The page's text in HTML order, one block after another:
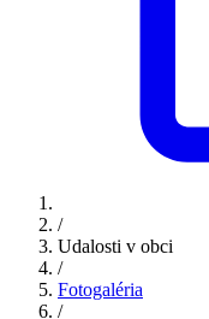
/
Udalosti v obci
/
Fotogaléria
/